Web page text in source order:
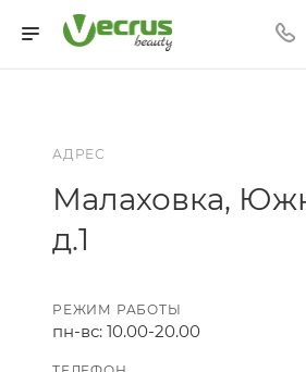
АДРЕС
Малаховка,
д.1
РЕЖИМ РАБОТЫ
пн-вс: 10.00-20.00